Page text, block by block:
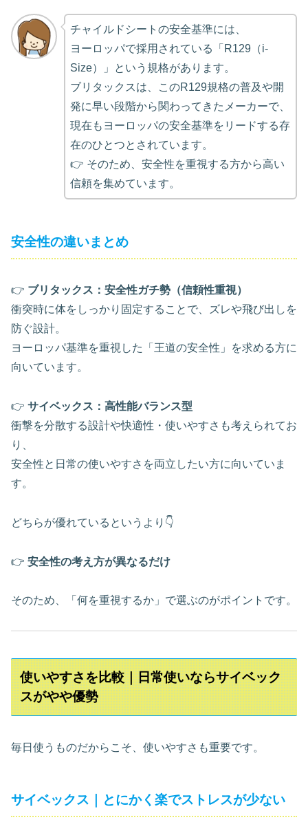
チャイルドシートの安全基準には、
ヨーロッパで採用されている「R129（i-
Size）」という規格があります。
ブリタックスは、このR129規格の普及や開
発に早い段階から関わってきたメーカーで、
現在もヨーロッパの安全基準をリードする存
在のひとつとされています。
👉 そのため、安全性を重視する方から高い
信頼を集めています。
安全性の違いまとめ
👉 ブリタックス：安全性ガチ勢（信頼性重視）
衝突時に体をしっかり固定することで、ズレや飛び出しを
防ぐ設計。
ヨーロッパ基準を重視した「王道の安全性」を求める方に
向いています。
👉 サイベックス：高性能バランス型
衝撃を分散する設計や快適性・使いやすさも考えられてお
り、
安全性と日常の使いやすさを両立したい方に向いていま
す。
どちらが優れているというより👇
👉 安全性の考え方が異なるだけ
そのため、「何を重視するか」で選ぶのがポイントです。
使いやすさを比較｜日常使いならサイベック
スがやや優勢
毎日使うものだからこそ、使いやすさも重要です。
サイベックス｜とにかく楽でストレスが少ない